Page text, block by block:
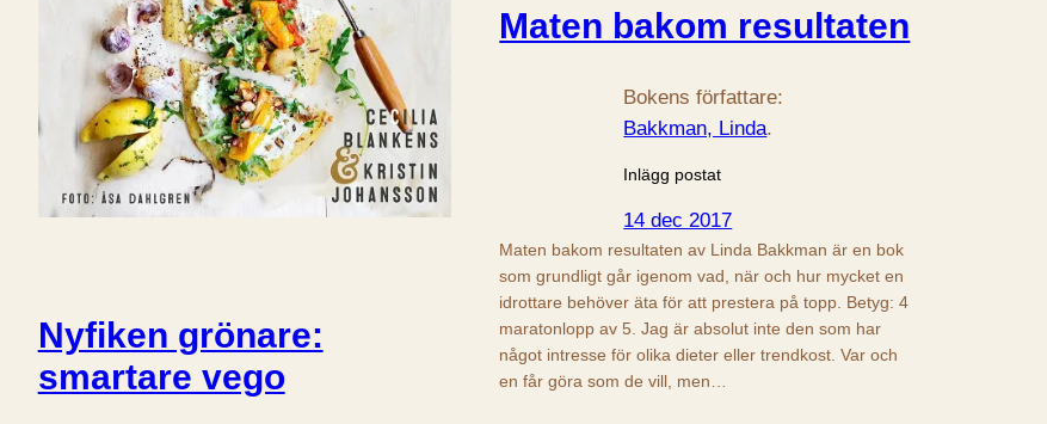
Nyfiken grönare:
smartare vego
Maten bakom resultaten
Bokens författare:
Bakkman, Linda.
Inlägg postat
14 dec 2017
Maten bakom resultaten av Linda Bakkman är en bok
som grundligt går igenom vad, när och hur mycket en
idrottare behöver äta för att prestera på topp. Betyg: 4
maratonlopp av 5. Jag är absolut inte den som har
något intresse för olika dieter eller trendkost. Var och
en får göra som de vill, men…